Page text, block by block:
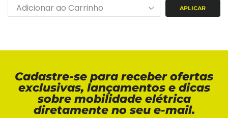
APLICAR
Cadastre-se para receber ofertas
exclusivas, lançamentos e dicas
sobre mobilidade elétrica
diretamente no seu e-mail.